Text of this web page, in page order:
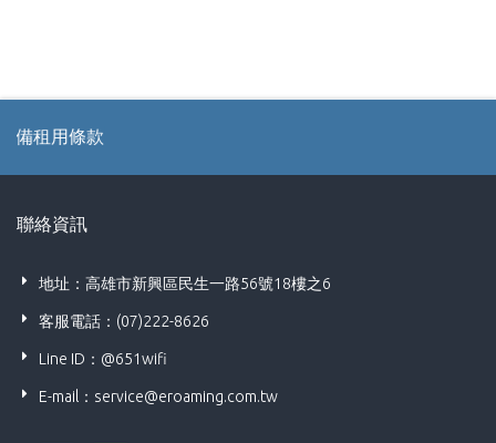
款
聯絡資訊
地址：高雄市新興區民生一路56號18樓之6
客服電話：(07)222-8626
Line ID：@651wifi
E-mail： service@eroaming.com.tw